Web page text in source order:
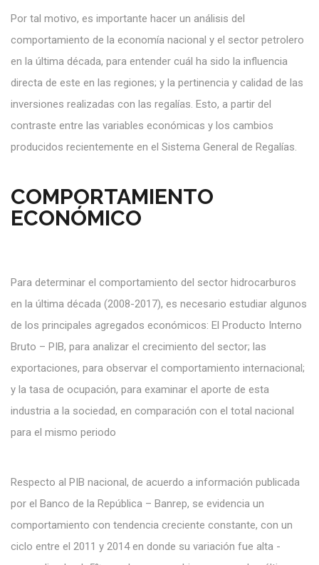
Por tal motivo, es importante hacer un análisis del
comportamiento de la economía nacional y el sector petrolero
en la última década, para entender cuál ha sido la influencia
directa de este en las regiones; y la pertinencia y calidad de las
inversiones realizadas con las regalías. Esto, a partir del
contraste entre las variables económicas y los cambios
producidos recientemente en el Sistema General de Regalías.
COMPORTAMIENTO
ECONÓMICO
Para determinar el comportamiento del sector hidrocarburos
en la última década (2008-2017), es necesario estudiar algunos
de los principales agregados económicos: El Producto Interno
Bruto – PIB, para analizar el crecimiento del sector; las
exportaciones, para observar el comportamiento internacional;
y la tasa de ocupación, para examinar el aporte de esta
industria a la sociedad, en comparación con el total nacional
para el mismo periodo
Respecto al PIB nacional, de acuerdo a información publicada
por el Banco de la República – Banrep, se evidencia un
comportamiento con tendencia creciente constante, con un
ciclo entre el 2011 y 2014 en donde su variación fue alta -